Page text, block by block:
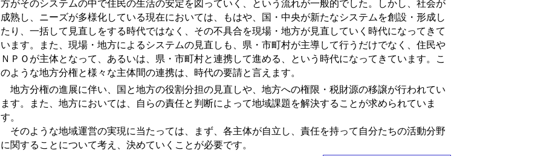
方がそのシステムの中で住民の生活の安定を図っていく、という流れが一般的でした。しかし、社会が
成熟し、ニーズが多様化している現在においては、もはや、国・中央が新たなシステムを創設・形成し
たり、一括して見直しをする時代ではなく、その不具合を現場・地方が見直していく時代になってきて
います。また、現場・地方によるシステムの見直しも、県・市町村が主導して行うだけでなく、住民や
ＮＰＯが主体となって、あるいは、県・市町村と連携して進める、という時代になってきています。こ
のような地方分権と様々な主体間の連携は、時代の要請と言えます。
地方分権の進展に伴い、国と地方の役割分担の見直しや、地方への権限・税財源の移譲が行われてい
ます。また、地方においては、自らの責任と判断によって地域課題を解決することが求められていま
す。
そのような地域運営の実現に当たっては、まず、各主体が自立し、責任を持って自分たちの活動分野
に関することについて考え、決めていくことが必要です。